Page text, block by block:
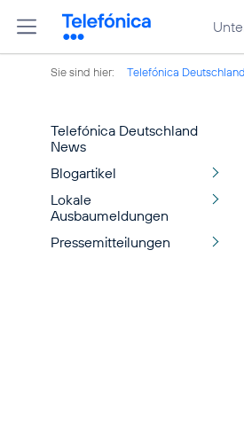
Sie sind hier: Telefónica Deutschland
Telefónica Deutschland
News
Blogartikel
Lokale
Ausbaumeldungen
Pressemitteilungen